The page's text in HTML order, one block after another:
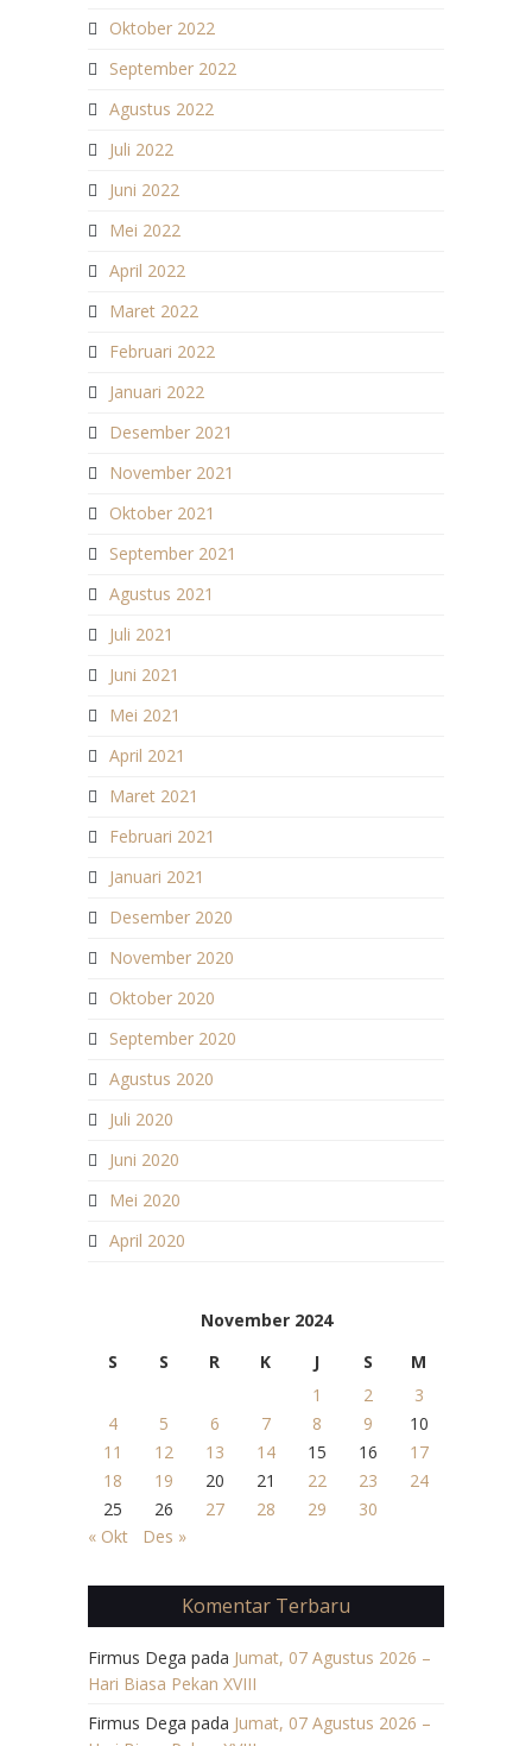
Oktober 2022
September 2022
Agustus 2022
Juli 2022
Juni 2022
Mei 2022
April 2022
Maret 2022
Februari 2022
Januari 2022
Desember 2021
November 2021
Oktober 2021
September 2021
Agustus 2021
Juli 2021
Juni 2021
Mei 2021
April 2021
Maret 2021
Februari 2021
Januari 2021
Desember 2020
November 2020
Oktober 2020
September 2020
Agustus 2020
Juli 2020
Juni 2020
Mei 2020
April 2020
November 2024
S
S R K J S
M
1
2
3
4
5 6 7 8 9
10
11
12 13 14 15 16
17
18
19 20 21 22 23
24
25
26 27 28 29
30
« Okt
Des »
Komentar Terbaru
Firmus Dega pada Jumat, 07 Agustus 2026 –
Hari Biasa Pekan XVIII
Firmus Dega pada Jumat, 07 Agustus 2026 –